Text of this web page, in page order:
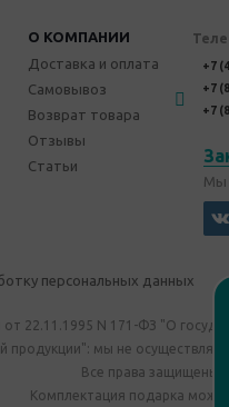
О КОМПАНИИ
Доставка и оплата
Самовывоз
Возврат товара
Отзывы
Статьи
+7
+7
+7
Мы
персональных данных
22.11.1995 N 171-ФЗ "О
продукции": мы не
Все права защищены
Комплектация подарка